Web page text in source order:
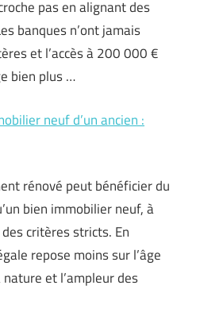
pas en alignant des
banques n’ont jamais
et l’accès à 200 000 €
bien plus …
neuf d’un ancien :
rénové peut bénéficier du
bien immobilier neuf, à
critères stricts. En
repose moins sur l’âge
et l’ampleur des